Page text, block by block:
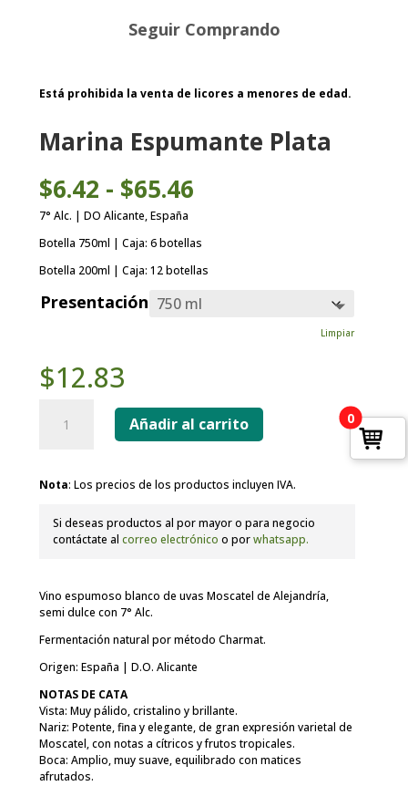
Seguir Comprando
Está prohibida la venta de licores a menores de edad.
Marina Espumante Plata
$6.42 - $65.46
desde
$6.42
hasta
7° Alc. | DO Alicante, España
Botella 750ml | Caja: 6 botellas
Botella 200ml | Caja: 12 botellas
Presentación
Limpiar
$12.83
Espumante Añadir al carrito
Nota: Los precios de los productos incluyen IVA.
Si deseas productos al por mayor o para negocio
contáctate alcorreo electrónico o porwhatsapp.
Vino espumoso blanco de uvas Moscatel de Alejandría,
semi dulce con 7° Alc.
Fermentación natural por método Charmat.
Origen: España | D.O. Alicante
NOTAS DE CATA
Vista: Muy pálido, cristalino y brillante.
Nariz: Potente, fina y elegante, de gran expresión varietal de
Moscatel, con notas a cítricos y frutos tropicales.
Boca: Amplio, muy suave, equilibrado con matices
afrutados.
0